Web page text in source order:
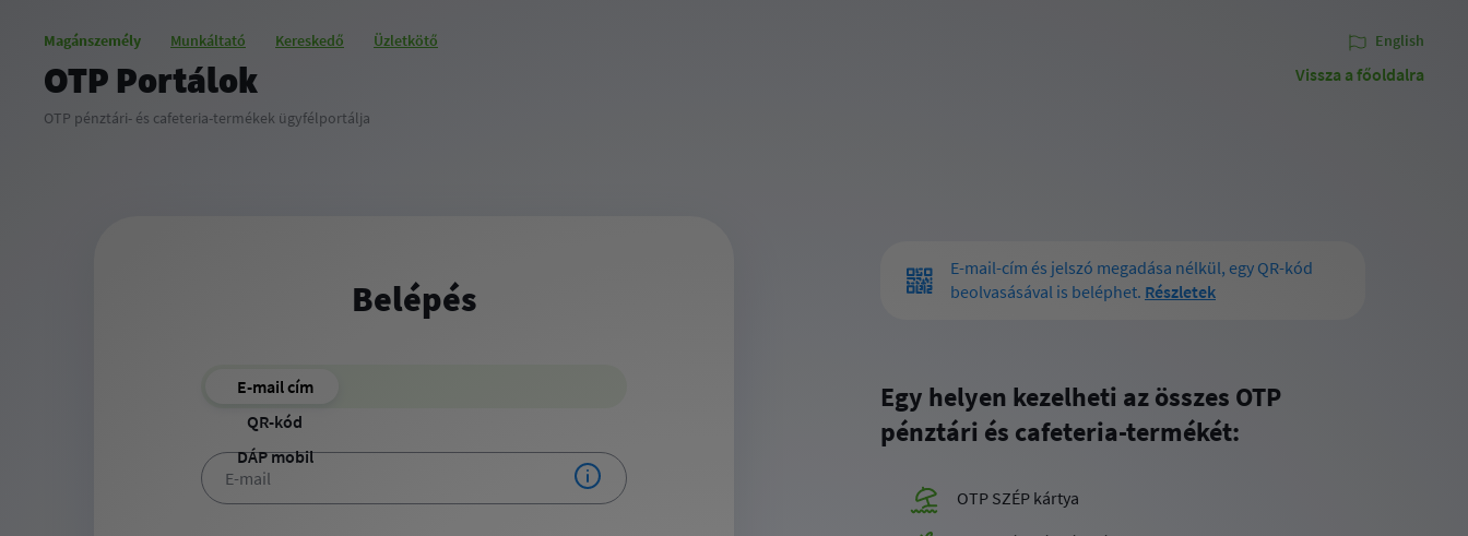
Magánszemély Munkáltató Kereskedő Üzletkötő English
OTP Portálok
OTP pénztári- és cafeteria-termékek ügyfélportálja
Vissza a főoldalra
Belépés
Belépés
E-mail cím
QR-kód
DÁP mobil
E-mail
E-mail-cím és jelszó megadása nélkül, egy QR-kód
beolvasásával is beléphet. Részletek
Egy helyen kezelheti az összes OTP
pénztári és cafeteria-termékét:
OTP SZÉP kártya